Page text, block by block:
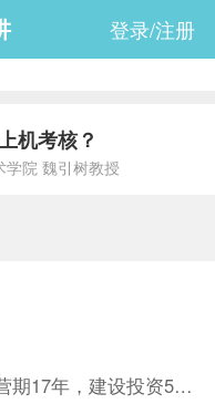
登录/注册
机考核？
院 魏引树教授
某建设项目建设期3年，生产经营期17年，建设投资5500万元